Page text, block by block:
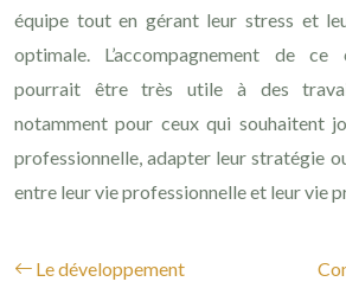
équipe tout en gérant leur stress et
optimale. L’accompagnement de ce
pourrait être très utile à des
notamment pour ceux qui souhaitent
professionnelle, adapter leur stratégie
entre leur vie professionnelle et leur vie
Le développement